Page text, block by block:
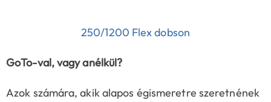
250/1200 Flex dobson
GoTo-val, vagy anélkül?
Azok számára, akik alapos égismeretre szeretnének